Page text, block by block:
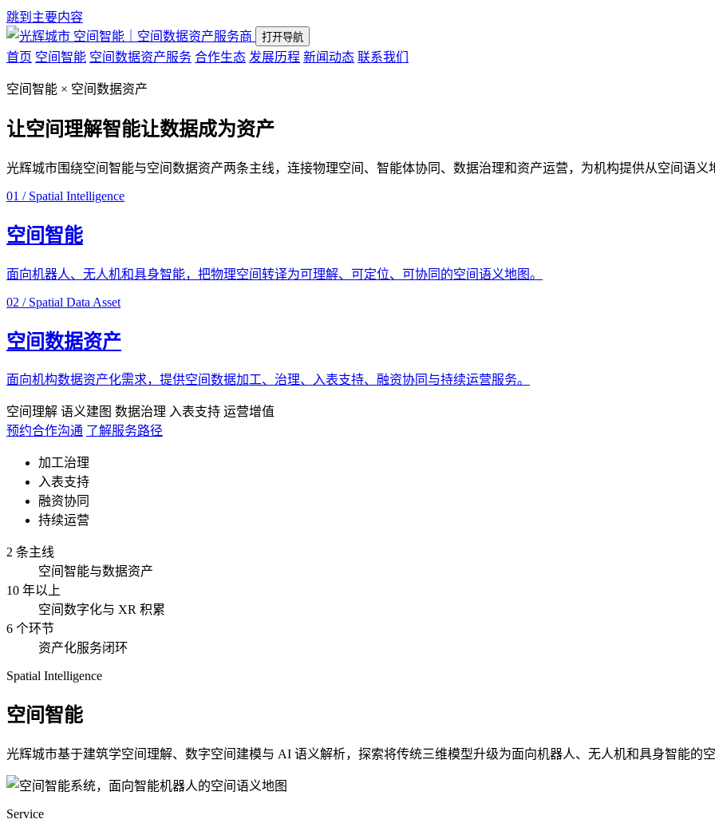
跳到主要内容
空间智能｜空间数据资产服务商
打开导航
首页 空间智能 空间数据资产服务 合作生态 发展历程 新闻动态 联系我们
空间智能 × 空间数据资产
让空间理解智能让数据成为资产
光辉城市围绕空间智能与空间数据资产两条主线，连接物理空间、智能体协同、数据治理和资产运营，为机构提供从空间语义
01 / Spatial Intelligence
空间智能
面向机器人、无人机和具身智能，把物理空间转译为可理解、可定位、可协同的空间语义地图。
02 / Spatial Data Asset
空间数据资产
面向机构数据资产化需求，提供空间数据加工、治理、入表支持、融资协同与持续运营服务。
空间理解 语义建图 数据治理 入表支持 运营增值
预约合作沟通 了解服务路径
加工治理
入表支持
融资协同
持续运营
2 条主线
空间智能与数据资产
10 年以上
空间数字化与 XR 积累
6 个环节
资产化服务闭环
Spatial Intelligence
空间智能
光辉城市基于建筑学空间理解、数字空间建模与 AI 语义解析，探索将传统三维模型升级为面向机器人、无人机和具身智能的空
Service